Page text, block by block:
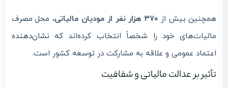
همچنین بیش از ۳۷۰ هزار نفر از مودیان مالیاتی
، محل مصرف
مالیات‌های خود را شخصاً انتخاب کرده‌اند که نشان‌دهنده
اعتماد عمومی و علاقه به مشارکت در توسعه کشور است.
تأثیر بر عدالت مالیاتی و شفافیت